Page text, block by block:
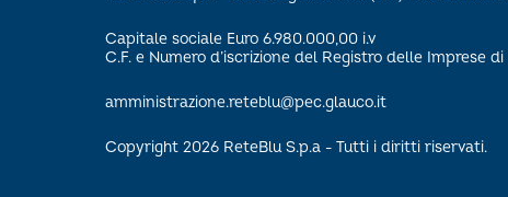
Capitale sociale Euro 6.980.000,00 i.v
C.F. e Numero d’iscrizione del Registro delle Imprese di
amministrazione.reteblu@pec.glauco.it
Copyright 2026 ReteBlu S.p.a - Tutti i diritti riservati.